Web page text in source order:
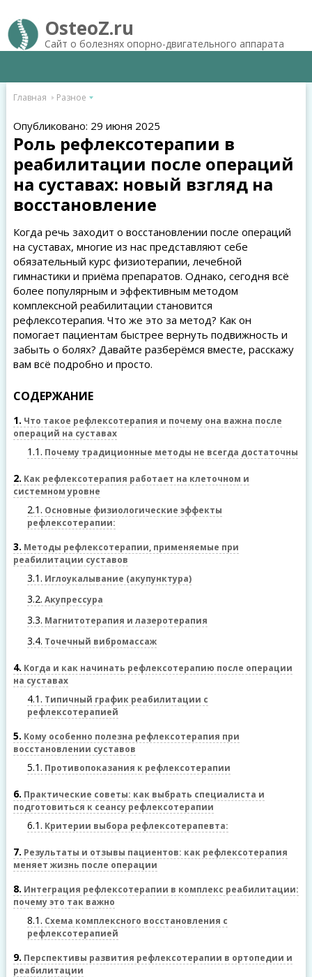
OsteoZ.ru
Сайт о болезнях опорно-двигательного аппарата
Главная Разное
Опубликовано: 29 июня 2025
Роль рефлексотерапии в
реабилитации после операций
на суставах: новый взгляд на
восстановление
Когда речь заходит о восстановлении после операций
на суставах, многие из нас представляют себе
обязательный курс физиотерапии, лечебной
гимнастики и приёма препаратов. Однако, сегодня всё
более популярным и эффективным методом
комплексной реабилитации становится
рефлексотерапия. Что же это за метод? Как он
помогает пациентам быстрее вернуть подвижность и
забыть о болях? Давайте разберёмся вместе, расскажу
вам всё подробно и просто.
СОДЕРЖАНИЕ
1 Что такое рефлексотерапия и почему она важна после
операций на суставах
1.1 Почему традиционные методы не всегда достаточны
2 Как рефлексотерапия работает на клеточном и
системном уровне
2.1 Основные физиологические эффекты
рефлексотерапии:
3 Методы рефлексотерапии, применяемые при
реабилитации суставов
3.1 Иглоукалывание (акупунктура)
3.2 Акупрессура
3.3 Магнитотерапия и лазеротерапия
3.4 Точечный вибромассаж
4 Когда и как начинать рефлексотерапию после операции
на суставах
4.1 Типичный график реабилитации с
рефлексотерапией
5 Кому особенно полезна рефлексотерапия при
восстановлении суставов
5.1 Противопоказания к рефлексотерапии
6 Практические советы: как выбрать специалиста и
подготовиться к сеансу рефлексотерапии
6.1 Критерии выбора рефлексотерапевта:
7 Результаты и отзывы пациентов: как рефлексотерапия
меняет жизнь после операции
8 Интеграция рефлексотерапии в комплекс реабилитации:
почему это так важно
8.1 Схема комплексного восстановления с
рефлексотерапией
9 Перспективы развития рефлексотерапии в ортопедии и
реабилитации